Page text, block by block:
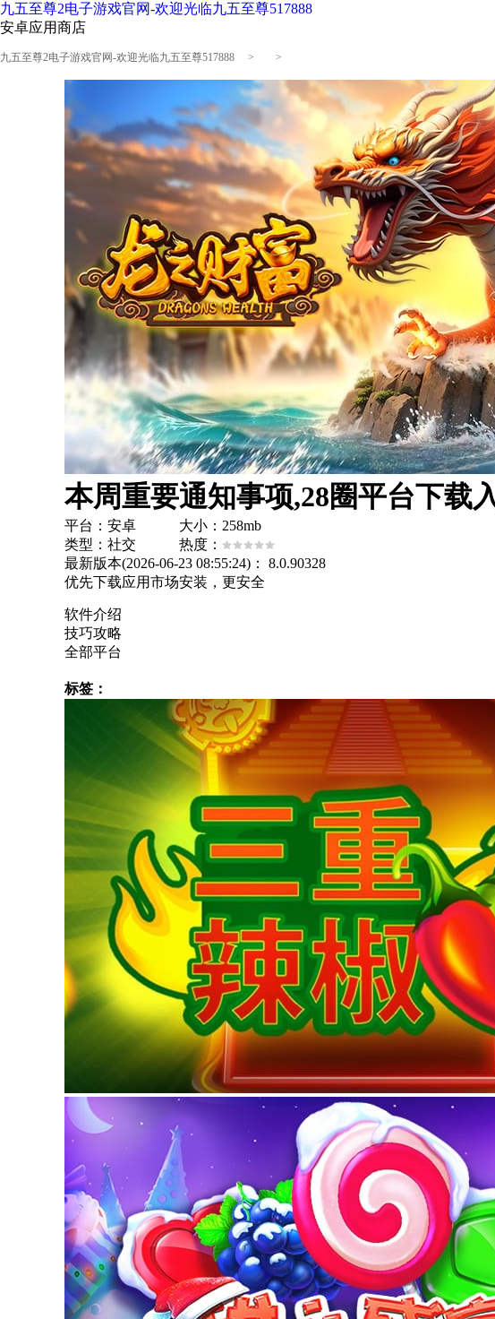
九五至尊2电子游戏官网-欢迎光临九五至尊517888
安卓应用商店
九五至尊2电子游戏官网-欢迎光临九五至尊517888 > >
本周重要通知事项,28圈平台下载
平台：安卓 大小：258mb
类型：社交 热度：
最新版本(2026-06-23 08:55:24)：
8.0.90328
优先下载应用市场安装，更安全
软件介绍
技巧攻略
全部平台
标签：